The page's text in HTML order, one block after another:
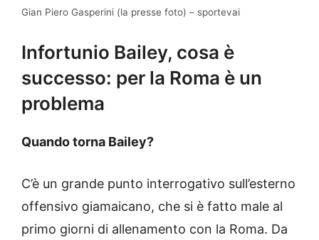
Gian Piero Gasperini (la presse foto) – sportevai
Infortunio Bailey, cosa è
successo: per la Roma è un
problema
Quando torna Bailey?
C’è un grande punto interrogativo sull’esterno
offensivo giamaicano, che si è fatto male al
primo giorni di allenamento con la Roma. Da